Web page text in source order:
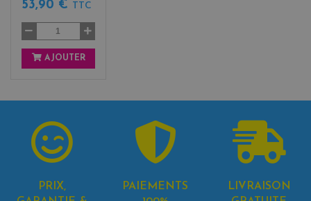
53,90 € TTC
AJOUTER
PRIX,
PAIEMENTS
LIVRAISON